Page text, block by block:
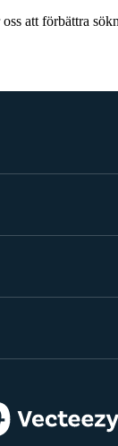
att förbättra